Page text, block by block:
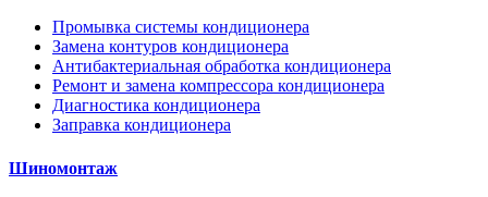
Промывка системы кондиционера
Замена контуров кондиционера
Антибактериальная обработка кондиционера
Ремонт и замена компрессора кондиционера
Диагностика кондиционера
Заправка кондиционера
Шиномонтаж